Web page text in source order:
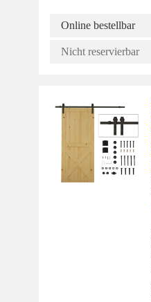
Online bestellbar
Nicht reservierbar